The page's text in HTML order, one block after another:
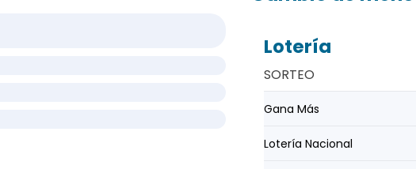
Lotería
SORTEO
Gana Más
Lotería Nacional